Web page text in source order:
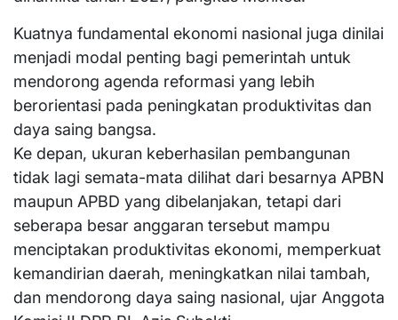
Kuatnya fundamental ekonomi nasional juga dinilai
menjadi modal penting bagi pemerintah untuk
mendorong agenda reformasi yang lebih
berorientasi pada peningkatan produktivitas dan
daya saing bangsa.
Ke depan, ukuran keberhasilan pembangunan
tidak lagi semata-mata dilihat dari besarnya APBN
maupun APBD yang dibelanjakan, tetapi dari
seberapa besar anggaran tersebut mampu
menciptakan produktivitas ekonomi, memperkuat
kemandirian daerah, meningkatkan nilai tambah,
dan mendorong daya saing nasional, ujar Anggota